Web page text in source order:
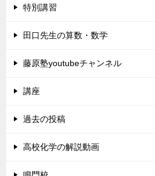
特別講習
田口先生の算数・数学
藤原塾youtubeチャンネル
講座
過去の投稿
高校化学の解説動画